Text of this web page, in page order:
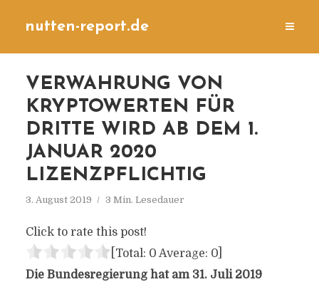
nutten-report.de
VERWAHRUNG VON
KRYPTOWERTEN FÜR
DRITTE WIRD AB DEM 1.
JANUAR 2020
LIZENZPFLICHTIG
3. August 2019 3 Min. Lesedauer
Click to rate this post!
[Total: 0 Average: 0]
Die Bundesregierung hat am 31. Juli 2019